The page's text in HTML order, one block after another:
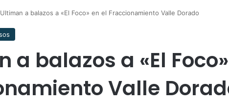
Ultiman a balazos a «El Foco» en el Fraccionamiento Valle Dorado
a balazos a «El
Valle